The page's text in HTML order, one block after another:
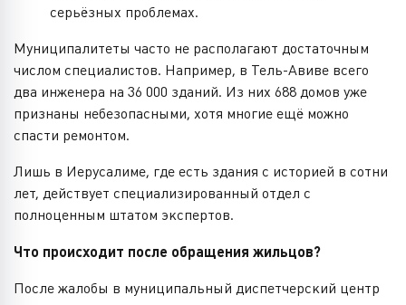
серьёзных проблемах.
Муниципалитеты часто не располагают достаточным
числом специалистов. Например, в Тель-Авиве всего
два инженера на 36 000 зданий. Из них 688 домов уже
признаны небезопасными, хотя многие ещё можно
спасти ремонтом.
Лишь в Иерусалиме, где есть здания с историей в сотни
лет, действует специализированный отдел с
полноценным штатом экспертов.
Что происходит после обращения жильцов?
После жалобы в муниципальный диспетчерский центр